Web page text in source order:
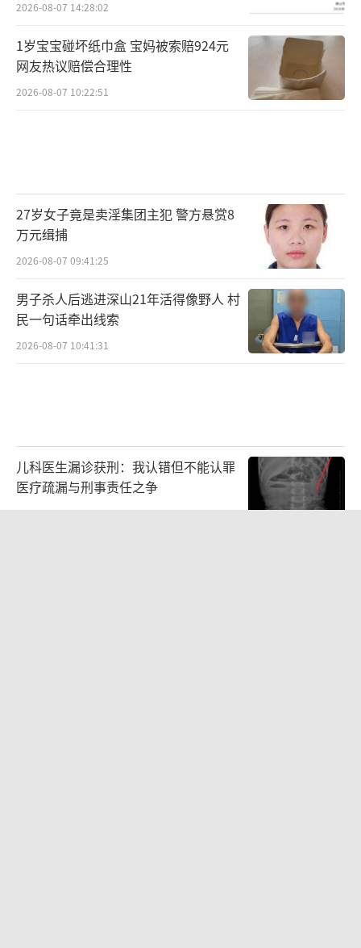
2026-08-07 14:28:02
1岁宝宝碰坏纸巾盒 宝妈被索赔924元
网友热议赔偿合理性
2026-08-07 10:22:51
27岁女子竟是卖淫集团主犯 警方悬赏8
万元缉捕
2026-08-07 09:41:25
男子杀人后逃进深山21年活得像野人 村
民一句话牵出线索
2026-08-07 10:41:31
儿科医生漏诊获刑：我认错但不能认罪
医疗疏漏与刑事责任之争
2026-08-06 13:45:15